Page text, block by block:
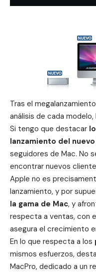
Tras el
análisis de cada
Si tengo que destacar
lanzamiento del nuevo
seguidores de Mac. No
encontrar nuevos
Apple no es
lanzamiento, y por
la gama de Mac, y
respecta a ventas, con
asegura el crecimiento
En lo que respecta a los
mismos esfuerzos,
MacPro, dedicado a un